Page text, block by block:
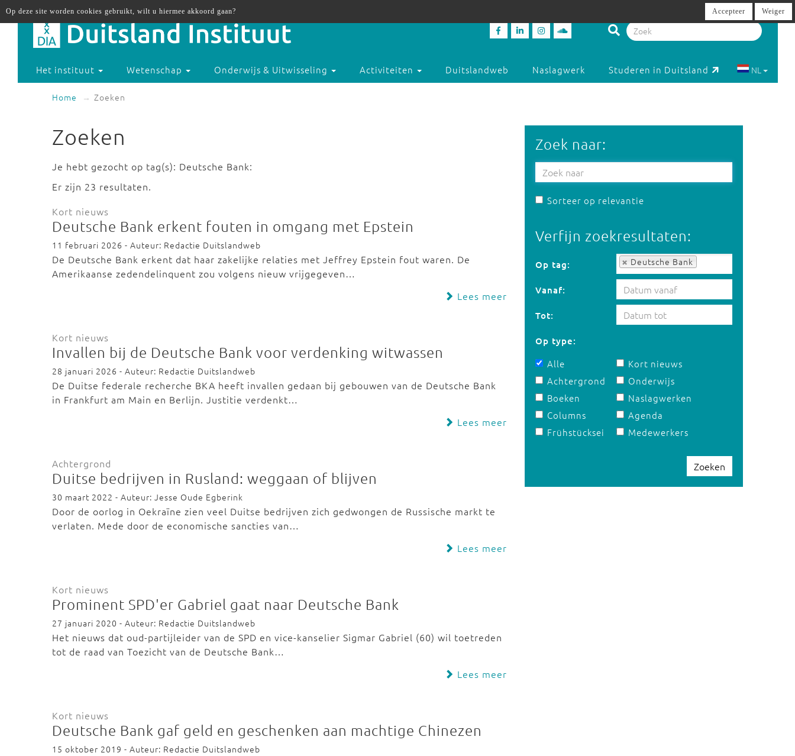
Het instituut Wetenschap Onderwijs & Uitwisseling Activiteiten Duitslandweb Naslagwerk Studeren in Duitsland NL
Home Zoeken
Zoeken
Je hebt gezocht op tag(s): Deutsche Bank:
Er zijn 23 resultaten.
Kort nieuws
Deutsche Bank erkent fouten in omgang met Epstein
11 februari 2026 - Auteur: Redactie Duitslandweb
De Deutsche Bank erkent dat haar zakelijke relaties met Jeffrey Epstein fout waren. De
Amerikaanse zedendelinquent zou volgens nieuw vrijgegeven…
Lees meer
Kort nieuws
Invallen bij de Deutsche Bank voor verdenking witwassen
28 januari 2026 - Auteur: Redactie Duitslandweb
De Duitse federale recherche BKA heeft invallen gedaan bij gebouwen van de Deutsche Bank
in Frankfurt am Main en Berlijn. Justitie verdenkt…
Lees meer
Achtergrond
Duitse bedrijven in Rusland: weggaan of blijven
30 maart 2022 - Auteur: Jesse Oude Egberink
Door de oorlog in Oekraïne zien veel Duitse bedrijven zich gedwongen de Russische markt te
verlaten. Mede door de economische sancties van…
Lees meer
Kort nieuws
Prominent SPD'er Gabriel gaat naar Deutsche Bank
27 januari 2020 - Auteur: Redactie Duitslandweb
Het nieuws dat oud-partijleider van de SPD en vice-kanselier Sigmar Gabriel (60) wil toetreden
tot de raad van Toezicht van de Deutsche Bank…
Lees meer
Kort nieuws
Deutsche Bank gaf geld en geschenken aan machtige Chinezen
15 oktober 2019 - Auteur: Redactie Duitslandweb
Zoek naar:
Sorteer op relevantie
Verfijn zoekresultaten:
Op tag: Deutsche Bank
Op tag:
Vanaf:
Tot:
Op type:
Alle
Achtergrond
Boeken
Columns
Frühstücksei
Kort nieuws
Onderwijs
Naslagwerken
Agenda
Medewerkers
Zoeken
Op deze site worden cookies gebruikt, wilt u hiermee akkoord gaan? Accepteer Weiger